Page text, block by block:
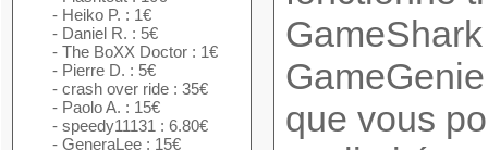
- Heiko P. : 1€
- Daniel R. : 5€
- The BoXX Doctor : 1€
- Pierre D. : 5€
- crash over ride : 35€
- Paolo A. : 15€
- speedy11131 : 6.80€
- GeneraLee : 15€
que vous